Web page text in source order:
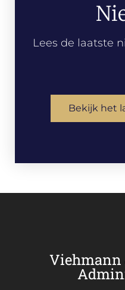
Lees de laatste
Bekijk het
Viehmann